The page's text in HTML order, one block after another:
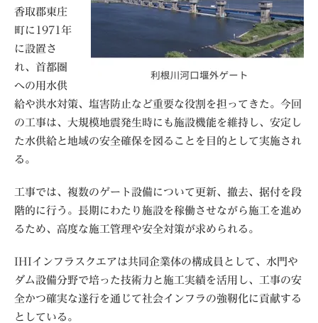
香取郡東庄
町に1971年
に設置さ
れ、首都圏
への用水供
給や洪水対策、塩害防止など重要な役割を担ってきた。今回
の工事は、大規模地震発生時にも施設機能を維持し、安定し
た水供給と地域の安全確保を図ることを目的として実施され
る。
工事では、複数のゲート設備について更新、撤去、据付を段
階的に行う。長期にわたり施設を稼働させながら施工を進め
るため、高度な施工管理や安全対策が求められる。
IHIインフラスクエアは共同企業体の構成員として、水門や
ダム設備分野で培った技術力と施工実績を活用し、工事の安
全かつ確実な遂行を通じて社会インフラの強靭化に貢献する
としている。